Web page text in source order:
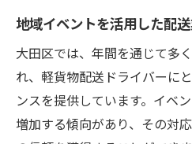
地域イベントを活用した配
大田区では、年間を通じて多
れ、軽貨物配送ドライバーに
ンスを提供しています。イベ
増加する傾向があり、その対